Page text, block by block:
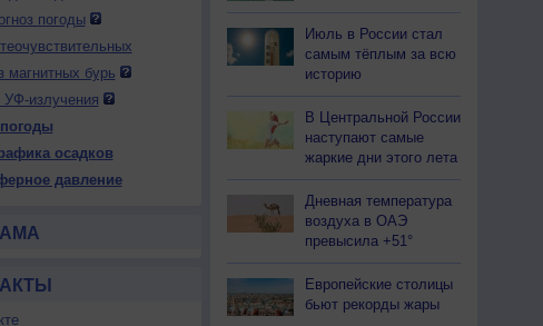
погоды
магнитных бурь
УФ-излучения
осадков
давление
Июль в России стал
самым тёплым за всю
историю
В Центральной России
наступают самые
жаркие дни этого лета
Дневная температура
воздуха в ОАЭ
превысила +51°
Европейские столицы
бьют рекорды жары